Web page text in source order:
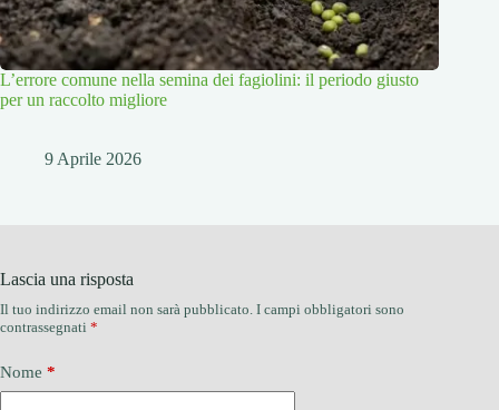
L’errore comune nella semina dei fagiolini: il periodo giusto
per un raccolto migliore
9 Aprile 2026
Lascia una risposta
Il tuo indirizzo email non sarà pubblicato. I campi obbligatori sono
contrassegnati *
Nome *